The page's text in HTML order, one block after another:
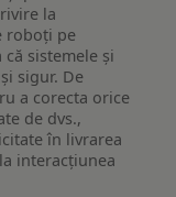
la
roboți pe
sistemele și
sigur. De
a corecta orice
de dvs.,
în livrarea
interacțiunea